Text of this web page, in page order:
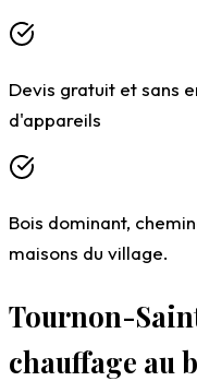
Devis gratuit et sans
d'appareils
Bois dominant,
maisons du village.
Tournon-
chauffage au